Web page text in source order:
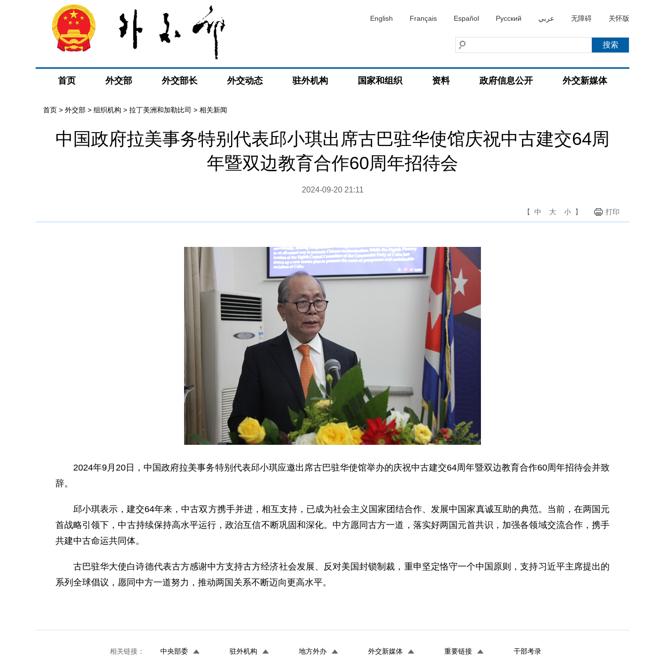
English Français Español Русский عربي 无障碍 关怀版
首页 外交部 外交部长 外交动态 驻外机构 国家和组织 资料 政府信息公开 外交新媒体
首页 > 外交部 > 组织机构 > 拉丁美洲和加勒比司 > 相关新闻
中国政府拉美事务特别代表邱小琪出席古巴驻华使馆庆祝中古建交64周
年暨双边教育合作60周年招待会
2024-09-20 21:11
【 中 大 小 】 打印
2024年9月20日，中国政府拉美事务特别代表邱小琪应邀出席古巴驻华使馆举办的庆祝中古建交64周年暨双边教育合作60周年招待会并致
辞。
邱小琪表示，建交64年来，中古双方携手并进，相互支持，已成为社会主义国家团结合作、发展中国家真诚互助的典范。当前，在两国元
首战略引领下，中古持续保持高水平运行，政治互信不断巩固和深化。中方愿同古方一道，落实好两国元首共识，加强各领域交流合作，携手
共建中古命运共同体。
古巴驻华大使白诗德代表古方感谢中方支持古方经济社会发展、反对美国封锁制裁，重申坚定恪守一个中国原则，支持习近平主席提出的
系列全球倡议，愿同中方一道努力，推动两国关系不断迈向更高水平。
相关链接： 中央部委 驻外机构 地方外办 外交新媒体 重要链接 干部考录